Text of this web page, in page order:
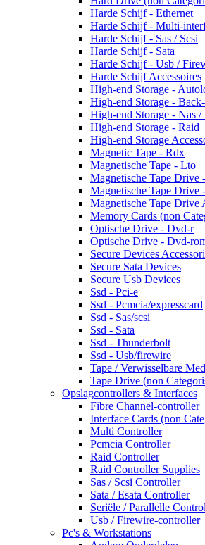
Harde Schijf - Ethernet
Harde Schijf - Multi-
Harde Schijf - Sas / Scsi
Harde Schijf - Sata
Harde Schijf - Usb /
Harde Schijf Accessoires
High-end Storage -
High-end Storage -
High-end Storage - Nas /
High-end Storage - Raid
High-end Storage
Magnetic Tape - Rdx
Magnetische Tape - Lto
Magnetische Tape Drive
Magnetische Tape Drive
Magnetische Tape Drive
Memory Cards (non
Optische Drive - Dvd-r
Optische Drive - Dvd-
Secure Devices
Secure Sata Devices
Secure Usb Devices
Ssd - Pci-e
Ssd - Pcmcia/expresscard
Ssd - Sas/scsi
Ssd - Sata
Ssd - Thunderbolt
Ssd - Usb/firewire
Tape / Verwisselbare
Tape Drive (non
Opslagcontrollers & Interfaces
Fibre Channel-controller
Interface Cards (non
Multi Controller
Pcmcia Controller
Raid Controller
Raid Controller Supplies
Sas / Scsi Controller
Sata / Esata Controller
Seriële / Parallelle
Usb / Firewire-controller
Pc's & Workstations